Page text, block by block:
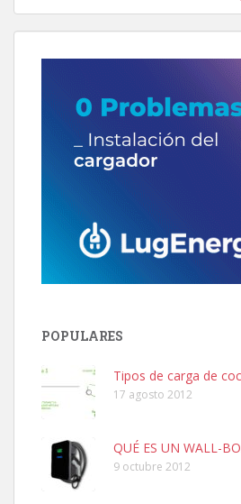
POPULARES
Tipos de carga de
17 agosto 2012
QUÉ ES UN WALL-
9 octubre 2012